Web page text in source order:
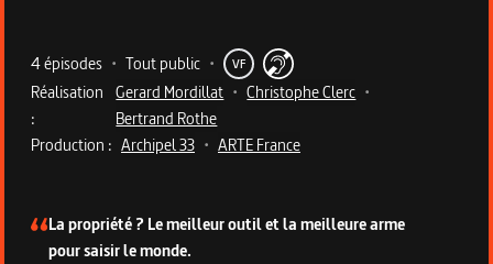
Metadata du programme
4 épisodes • Tout public • VF
Réalisation
:
Gerard Mordillat • Christophe Clerc •
Bertrand Rothe
Production : Archipel 33 • ARTE France
Description de la série
La propriété ? Le meilleur outil et la meilleure arme
pour saisir le monde.